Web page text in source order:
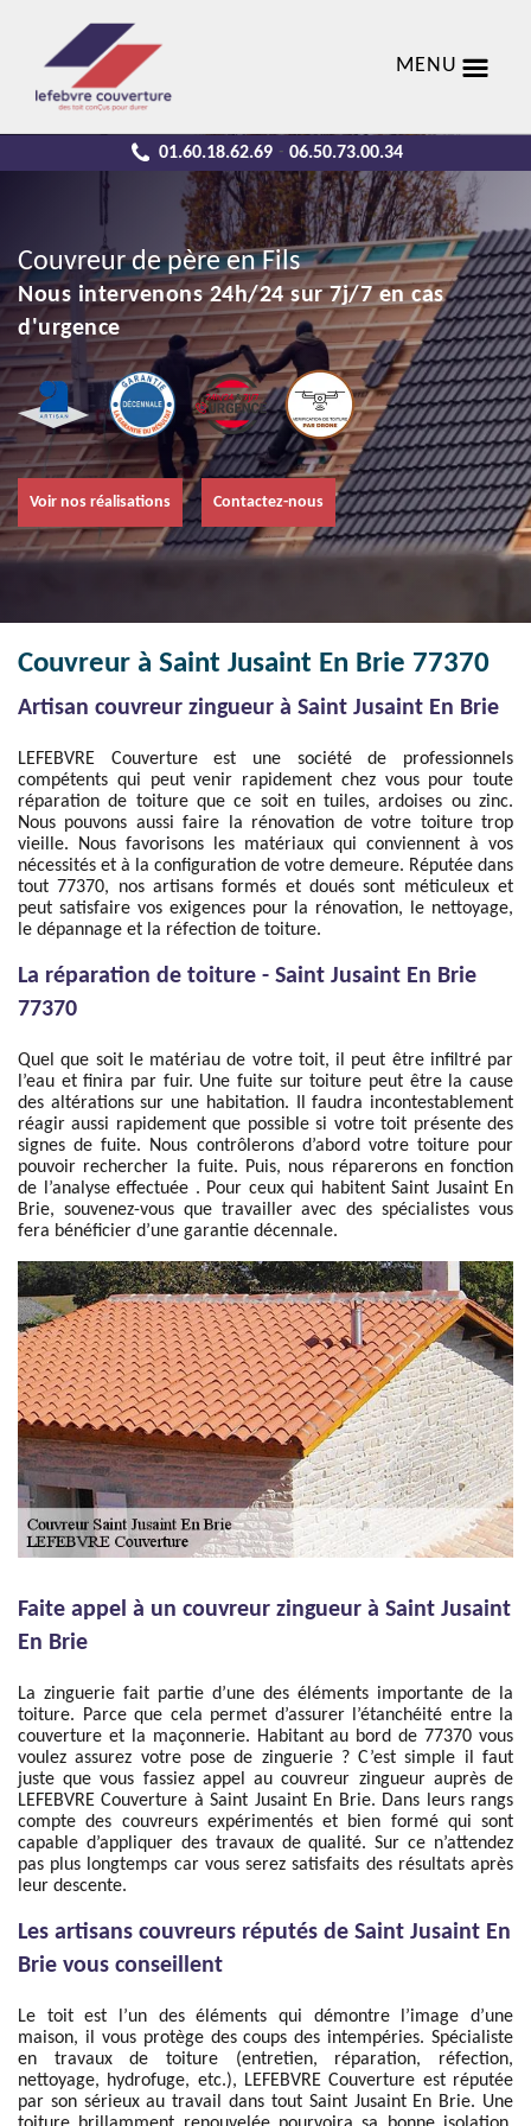
MENU
01.60.18.62.69 - 06.50.73.00.34
Couvreur de père en Fils
Nous intervenons 24h/24 sur 7j/7 en cas
d'urgence
Voir nos réalisations Contactez-nous
Couvreur à Saint Jusaint En Brie 77370
Artisan couvreur zingueur à Saint Jusaint En Brie
LEFEBVRE Couverture est une société de professionnels
compétents qui peut venir rapidement chez vous pour toute
réparation de toiture que ce soit en tuiles, ardoises ou zinc.
Nous pouvons aussi faire la rénovation de votre toiture trop
vieille. Nous favorisons les matériaux qui conviennent à vos
nécessités et à la configuration de votre demeure. Réputée dans
tout 77370, nos artisans formés et doués sont méticuleux et
peut satisfaire vos exigences pour la rénovation, le nettoyage,
le dépannage et la réfection de toiture.
La réparation de toiture - Saint Jusaint En Brie
77370
Quel que soit le matériau de votre toit, il peut être infiltré par
l’eau et finira par fuir. Une fuite sur toiture peut être la cause
des altérations sur une habitation. Il faudra incontestablement
réagir aussi rapidement que possible si votre toit présente des
signes de fuite. Nous contrôlerons d’abord votre toiture pour
pouvoir rechercher la fuite. Puis, nous réparerons en fonction
de l’analyse effectuée . Pour ceux qui habitent Saint Jusaint En
Brie, souvenez-vous que travailler avec des spécialistes vous
fera bénéficier d’une garantie décennale.
Faite appel à un couvreur zingueur à Saint Jusaint
En Brie
La zinguerie fait partie d’une des éléments importante de la
toiture. Parce que cela permet d’assurer l’étanchéité entre la
couverture et la maçonnerie. Habitant au bord de 77370 vous
voulez assurez votre pose de zinguerie ? C’est simple il faut
juste que vous fassiez appel au couvreur zingueur auprès de
LEFEBVRE Couverture à Saint Jusaint En Brie. Dans leurs rangs
compte des couvreurs expérimentés et bien formé qui sont
capable d’appliquer des travaux de qualité. Sur ce n’attendez
pas plus longtemps car vous serez satisfaits des résultats après
leur descente.
Les artisans couvreurs réputés de Saint Jusaint En
Brie vous conseillent
Le toit est l’un des éléments qui démontre l’image d’une
maison, il vous protège des coups des intempéries. Spécialiste
en travaux de toiture (entretien, réparation, réfection,
nettoyage, hydrofuge, etc.), LEFEBVRE Couverture est réputée
par son sérieux au travail dans tout Saint Jusaint En Brie. Une